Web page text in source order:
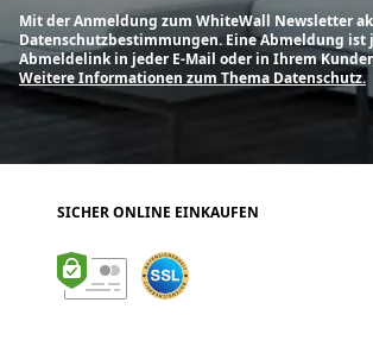
Mit der Anmeldung zum WhiteWall Newsletter
Datenschutzbestimmungen. Eine Abmeldung ist
Abmeldelink in jeder E-Mail oder in Ihrem
Weitere Informationen zum Thema Datenschutz.
SICHER ONLINE EINKAUFEN